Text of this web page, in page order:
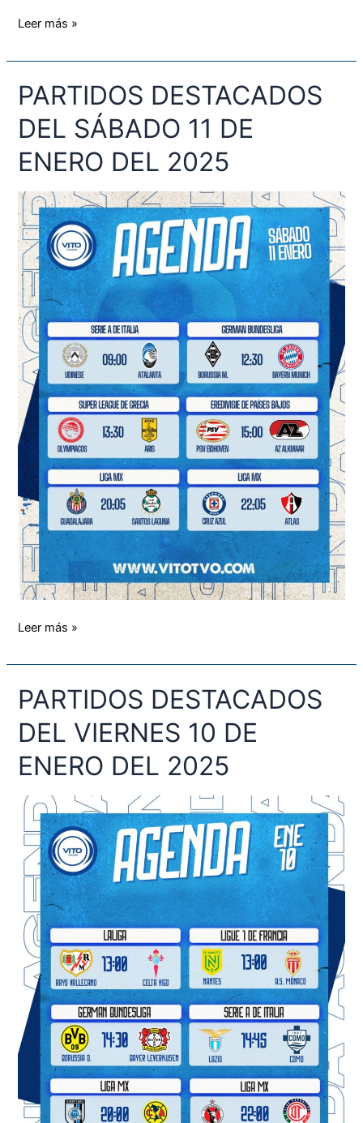
Leer más »
PARTIDOS DESTACADOS
DEL SÁBADO 11 DE
ENERO DEL 2025
PARTIDOS
DESTACADOS
DEL
11
ENERO
DEL
2025
Leer más »
PARTIDOS DESTACADOS
DEL VIERNES 10 DE
ENERO DEL 2025
PARTIDOS
DESTACADOS
DEL
10
ENERO
DEL
2025